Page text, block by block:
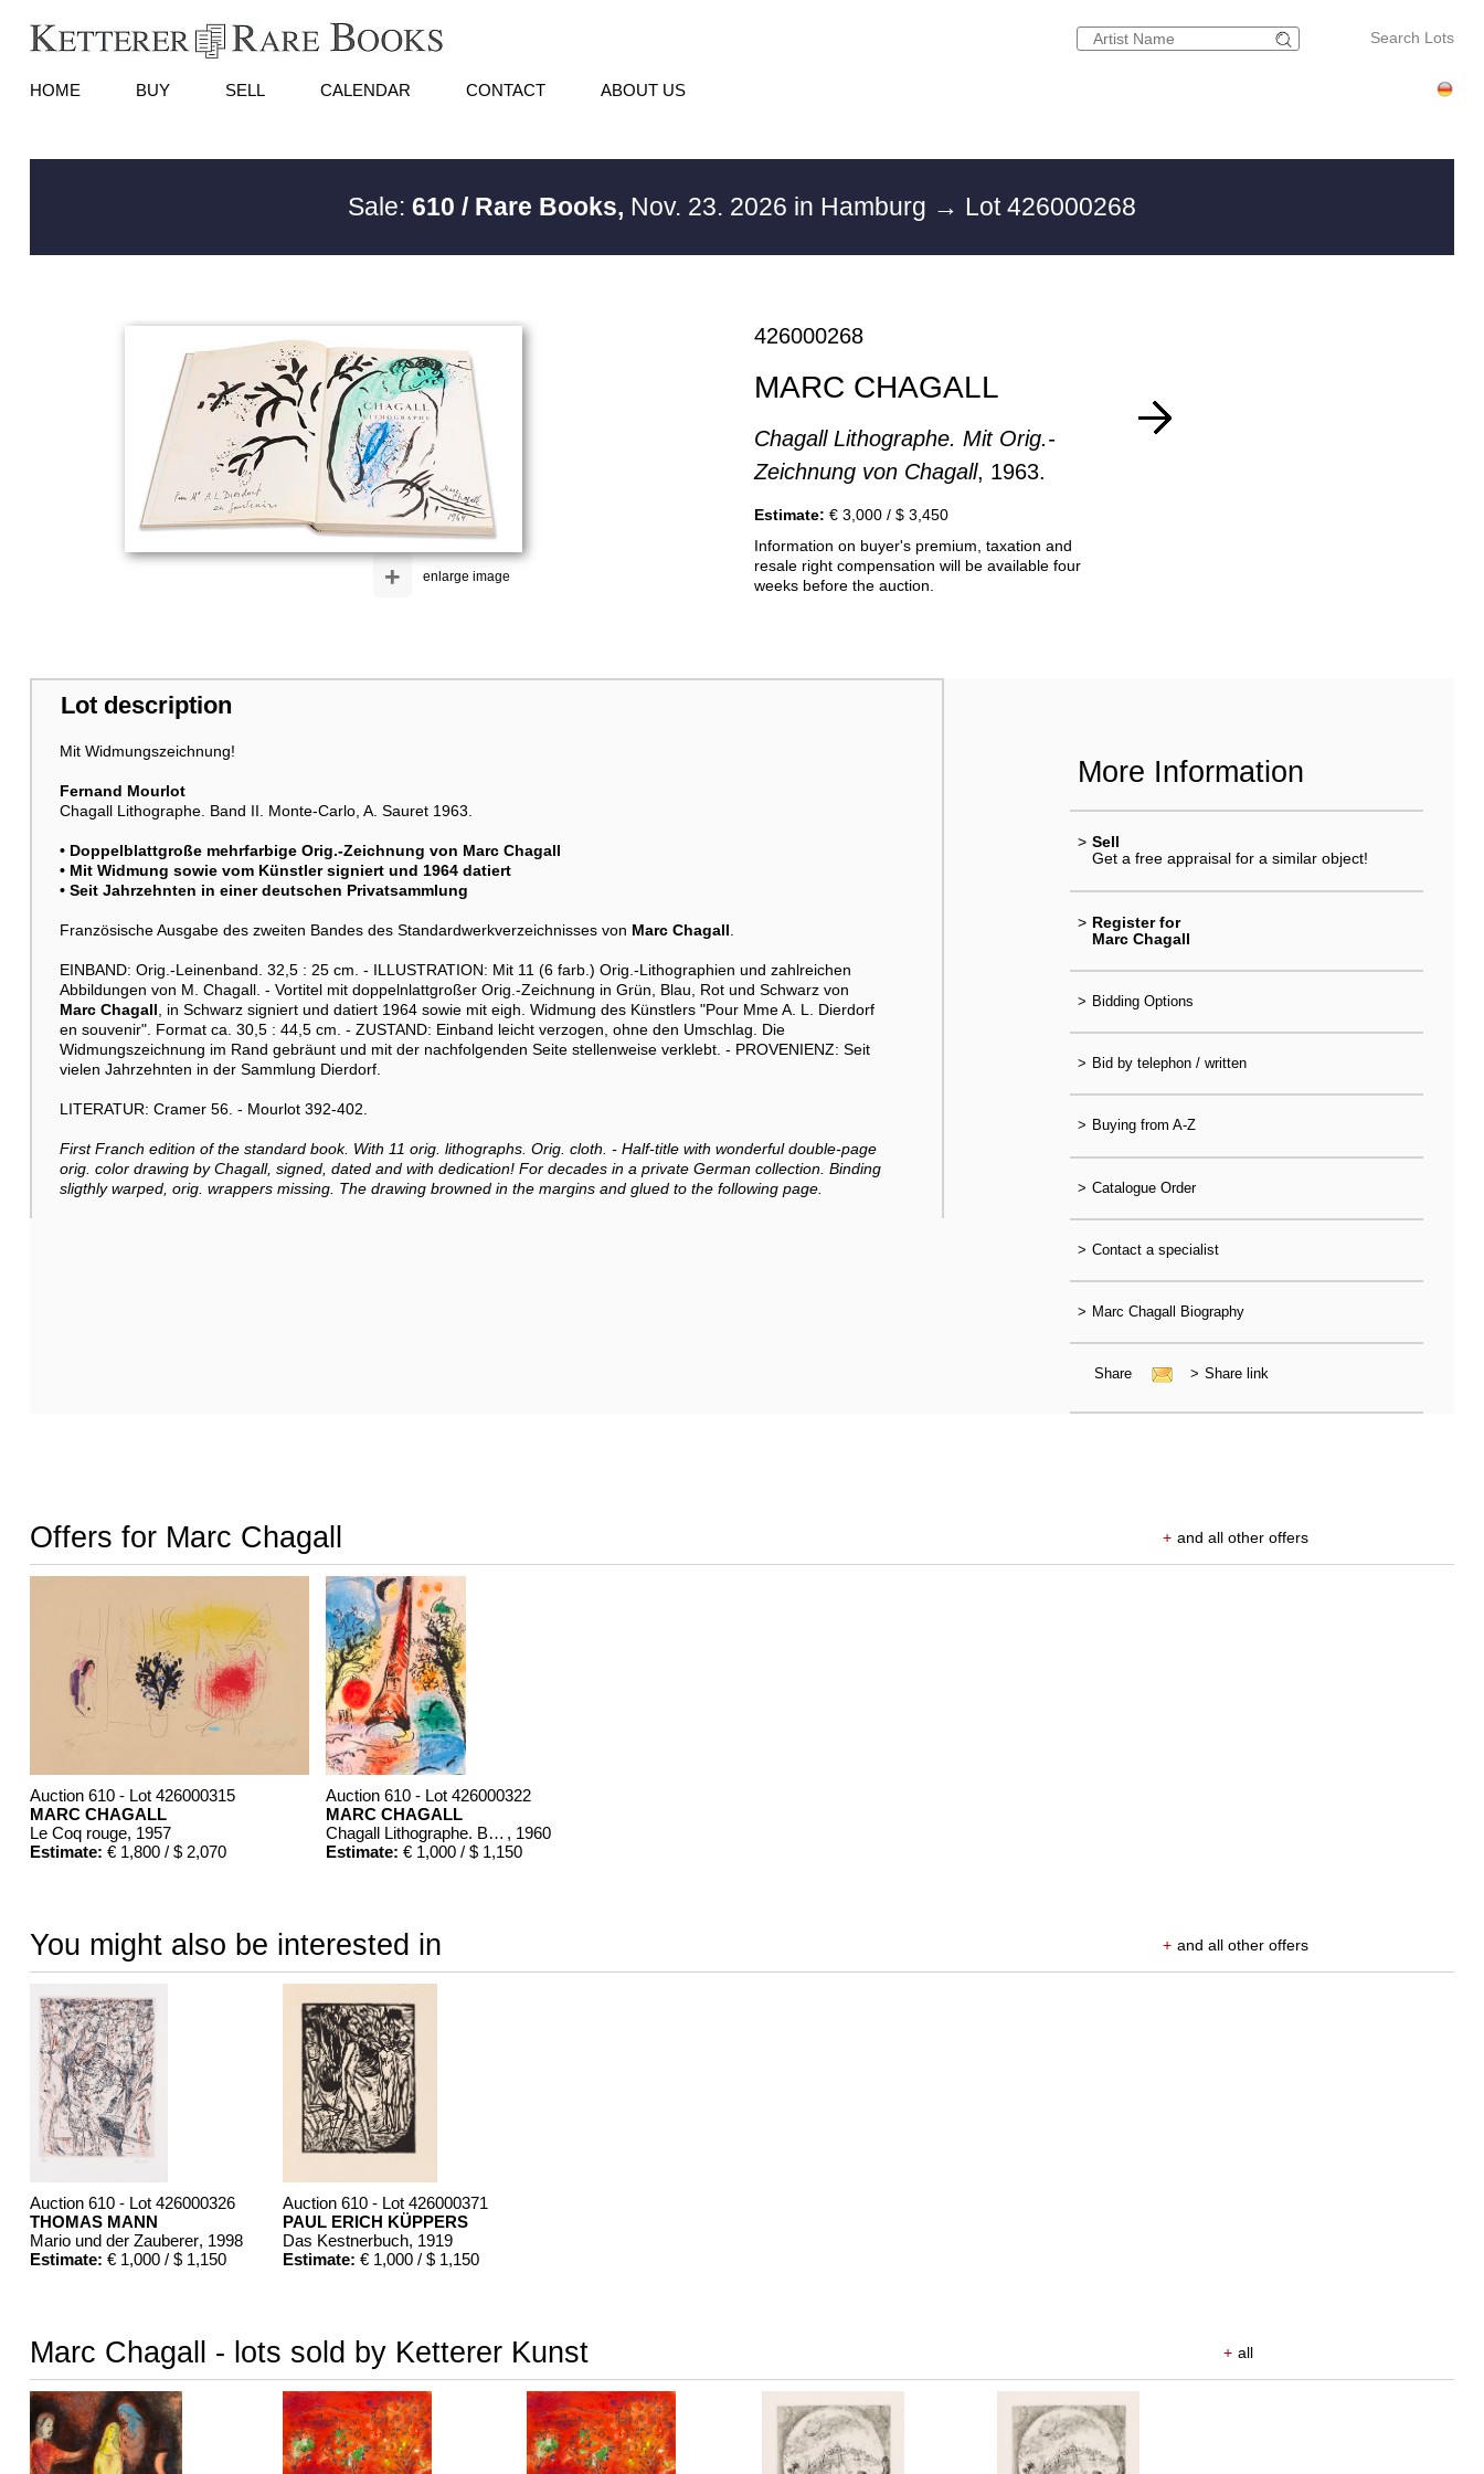
Search Lots
HOME BUY SELL CALENDAR CONTACT ABOUT US
Sale: 610 / Rare Books, Nov. 23. 2026 in Hamburg → Lot 426000268
enlarge image
+
426000268
MARC CHAGALL
Chagall Lithographe. Mit Orig.-
Zeichnung von Chagall, 1963.
Estimate: € 3,000 / $ 3,450
Information on buyer's premium, taxation and
resale right compensation will be available four
weeks before the auction.
Lot description
Mit Widmungszeichnung!
Fernand Mourlot
Chagall Lithographe. Band II. Monte-Carlo, A. Sauret 1963.
• Doppelblattgroße mehrfarbige Orig.-Zeichnung von Marc Chagall
• Mit Widmung sowie vom Künstler signiert und 1964 datiert
• Seit Jahrzehnten in einer deutschen Privatsammlung
Französische Ausgabe des zweiten Bandes des Standardwerkverzeichnisses von Marc Chagall.
EINBAND: Orig.-Leinenband. 32,5 : 25 cm. - ILLUSTRATION: Mit 11 (6 farb.) Orig.-Lithographien und zahlreichen
Abbildungen von M. Chagall. - Vortitel mit doppelnlattgroßer Orig.-Zeichnung in Grün, Blau, Rot und Schwarz von
Marc Chagall, in Schwarz signiert und datiert 1964 sowie mit eigh. Widmung des Künstlers "Pour Mme A. L. Dierdorf
en souvenir". Format ca. 30,5 : 44,5 cm. - ZUSTAND: Einband leicht verzogen, ohne den Umschlag. Die
Widmungszeichnung im Rand gebräunt und mit der nachfolgenden Seite stellenweise verklebt. - PROVENIENZ: Seit
vielen Jahrzehnten in der Sammlung Dierdorf.
LITERATUR: Cramer 56. - Mourlot 392-402.
First Franch edition of the standard book. With 11 orig. lithographs. Orig. cloth. - Half-title with wonderful double-page
orig. color drawing by Chagall, signed, dated and with dedication! For decades in a private German collection. Binding
sligthly warped, orig. wrappers missing. The drawing browned in the margins and glued to the following page.
More Information
> Sell
Get a free appraisal for a similar object!
> Register for
Marc Chagall
> Bidding Options
> Bid by telephon / written
> Buying from A-Z
> Catalogue Order
> Contact a specialist
> Marc Chagall Biography
Share > Share link
Offers for Marc Chagall + and all other offers
Auction 610 - Lot 426000315
MARC CHAGALL
Le Coq rouge, 1957
Estimate: € 1,800 / $ 2,070
Auction 610 - Lot 426000322
MARC CHAGALL
Chagall Lithographe. Bde. 1-3 , 1960
Estimate: € 1,000 / $ 1,150
You might also be interested in + and all other offers
Auction 610 - Lot 426000326
THOMAS MANN
Mario und der Zauberer, 1998
Estimate: € 1,000 / $ 1,150
Auction 610 - Lot 426000371
PAUL ERICH KÜPPERS
Das Kestnerbuch, 1919
Estimate: € 1,000 / $ 1,150
Marc Chagall - lots sold by Ketterer Kunst + all